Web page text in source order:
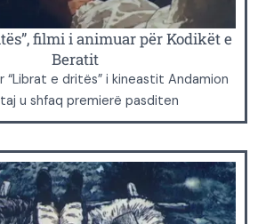
filmi i animuar për Kodikët e
Beratit
“Librat e dritës” i kineastit Andamion
u shfaq premierë pasditen